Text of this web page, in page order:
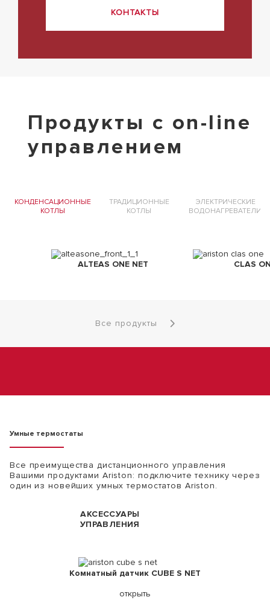
КОНТАКТЫ
Продукты с on-line
управлением
КОНДЕНСАЦИОННЫЕ
КОТЛЫ
ТРАДИЦИОННЫЕ
КОТЛЫ
ЭЛЕКТРИЧЕСКИЕ
ВОДОНАГРЕВАТЕЛИ
ALTEAS ONE NET CLAS
Все продукты
Умные термостаты
Все преимущества дистанционного управления
Вашими продуктами Ariston: подключите технику через
один из новейших умных термостатов Ariston.
АКСЕССУАРЫ
УПРАВЛЕНИЯ
Комнатный датчик CUBE S NET
открыть